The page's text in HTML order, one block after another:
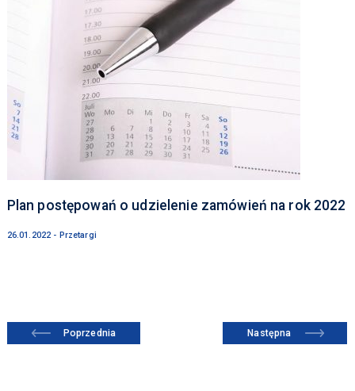
Plan postępowań o udzielenie zamówień na rok 2022
26.01.2022 - Przetargi
Poprzednia Następna